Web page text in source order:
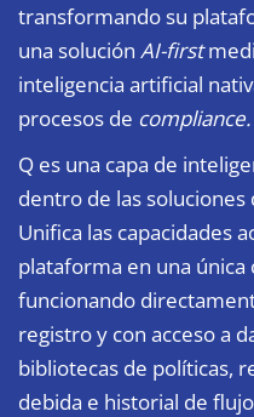
transformando su
una solución AI-first
inteligencia artificial
procesos de compliance.
Q es una capa de
dentro de las
Unifica las capacidades
plataforma en una única
funcionando
registro y con acceso a
bibliotecas de políticas,
debida e historial de